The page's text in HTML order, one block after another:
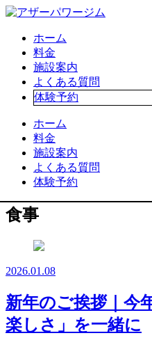
ホーム
料金
施設案内
よくある質問
体験予約
ホーム
料金
施設案内
よくある質問
体験予約
食事
2026.01.08
新年のご挨拶｜今
楽しさ」を一緒に